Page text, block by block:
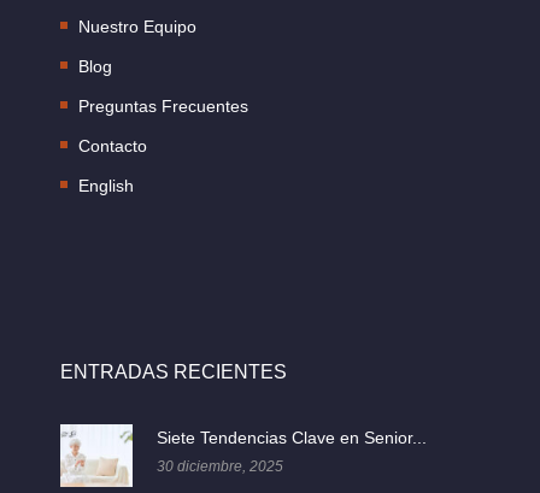
Nuestro Equipo
Blog
Preguntas Frecuentes
Contacto
English
ENTRADAS RECIENTES
Siete Tendencias Clave en Senior...
30 diciembre, 2025